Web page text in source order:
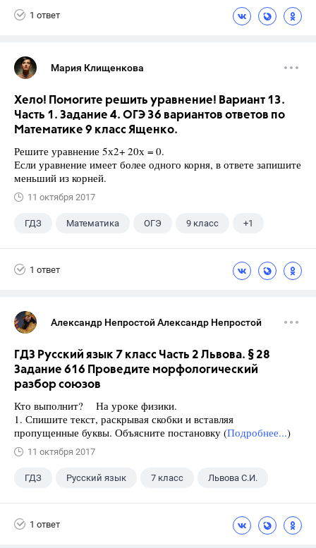
1 ответ
Мария Клищенкова
Хело! Помогите решить уравнение! Вариант 13.
Часть 1. Задание 4. ОГЭ 36 вариантов ответов по
Математике 9 класс Ященко.
Решите уравнение 5х2+ 20х = 0.
Если уравнение имеет более одного корня, в ответе запишите
меньший из корней.
11 октября 2017
ГДЗ Математика ОГЭ 9 класс +1
1 ответ
Александр Непростой Александр Непростой
ГДЗ Русский язык 7 класс Часть 2 Львова. § 28
Задание 616 Проведите морфологический
разбор союзов
Кто выполнит? На уроке физики.
1. Спишите текст, раскрывая скобки и вставляя
пропущенные буквы. Объясните постановку (Подробнее...)
11 октября 2017
ГДЗ Русский язык 7 класс Львова С.И.
1 ответ